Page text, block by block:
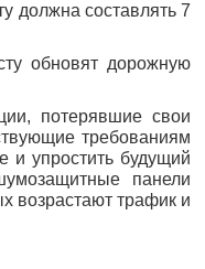
должна составлять 7
обновят дорожную
потерявшие свои
требованиям
и упростить будущий
панели
возрастают трафик и